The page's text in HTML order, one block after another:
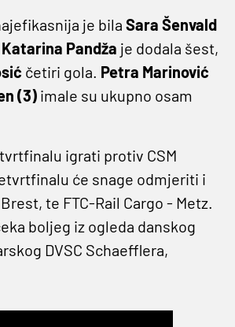
je bila Sara Šenvald
Katarina Pandža je dodala šest,
četiri gola. Petra Marinović
(3) imale su ukupno osam
igrati protiv CSM
će snage odmjeriti i
te FTC-Rail Cargo - Metz.
boljeg iz ogleda danskog
DVSC Schaefflera,